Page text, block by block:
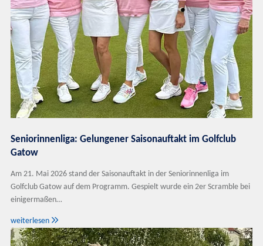
Seniorinnenliga: Gelungener Saisonauftakt im Golfclub
Gatow
Am 21. Mai 2026 stand der Saisonauftakt in der Seniorinnenliga im
Golfclub Gatow auf dem Programm. Gespielt wurde ein 2er Scramble bei
einigermaßen…
weiterlesen 